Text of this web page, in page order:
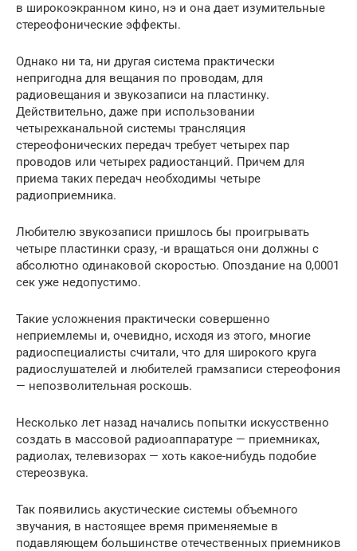
в широкоэкранном кино, нэ и она дает изумительные
стереофонические эффекты.
Однако ни та, ни другая система практически
непригодна для вещания по проводам, для
радиовещания и звукозаписи на пластинку.
Действительно, даже при использовании
четырехканальной системы трансляция
стереофонических передач требует четырех пар
проводов или четырех радиостанций. Причем для
приема таких передач необходимы четыре
радиоприемника.
Любителю звукозаписи пришлось бы проигрывать
четыре пластинки сразу, -и вращаться они должны с
абсолютно одинаковой скоростью. Опоздание на 0,0001
сек уже недопустимо.
Такие усложнения практически совершенно
неприемлемы и, очевидно, исходя из этого, многие
радиоспециалисты считали, что для широкого круга
радиослушателей и любителей грамзаписи стереофония
— непозволительная роскошь.
Несколько лет назад начались попытки искусственно
создать в массовой радиоаппаратуре — приемниках,
радиолах, телевизорах — хоть какое-нибудь подобие
стереозвука.
Так появились акустические системы объемного
звучания, в настоящее время применяемые в
подавляющем большинстве отечественных приемников